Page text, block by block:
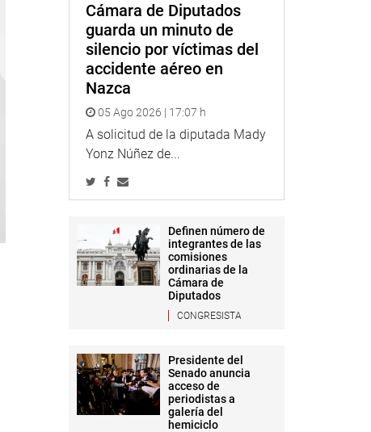
Cámara de Diputados
guarda un minuto de
silencio por víctimas del
accidente aéreo en
Nazca
05 Ago 2026 | 17:07 h
A solicitud de la diputada Mady
Yonz Núñez de...
Definen número de
integrantes de las
comisiones
ordinarias de la
Cámara de
Diputados
CONGRESISTA
Presidente del
Senado anuncia
acceso de
periodistas a
galería del
hemiciclo